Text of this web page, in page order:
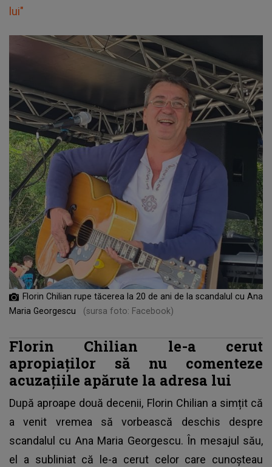
lui"
Florin Chilian rupe tăcerea la 20 de ani de la scandalul cu Ana
Maria Georgescu
(sursa foto: Facebook)
Florin Chilian le-a cerut
apropiaților să nu comenteze
acuzațiile apărute la adresa lui
După aproape două decenii, Florin Chilian a simțit că
a venit vremea să vorbească deschis despre
scandalul cu Ana Maria Georgescu. În mesajul său,
el a subliniat că le-a cerut celor care cunoșteau